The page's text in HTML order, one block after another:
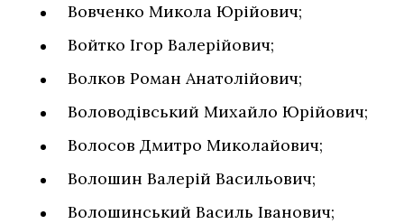
Вовченко Микола Юрійович;
Войтко Ігор Валерійович;
Волков Роман Анатолійович;
Воловодівський Михайло Юрійович;
Волосов Дмитро Миколайович;
Волошин Валерій Васильович;
Волошинський Василь Іванович;